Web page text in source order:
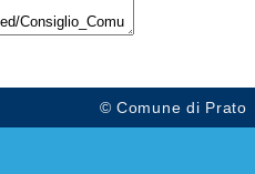
© Comune di Prato